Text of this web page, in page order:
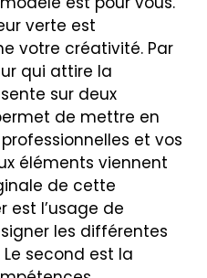
verte est
votre créativité. Par
qui attire la
sur deux
de mettre en
et vos
éléments viennent
de cette
est l’usage de
les différentes
second est la